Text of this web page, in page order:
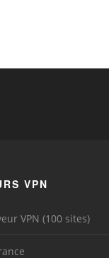
VPN
VPN (100 sites)